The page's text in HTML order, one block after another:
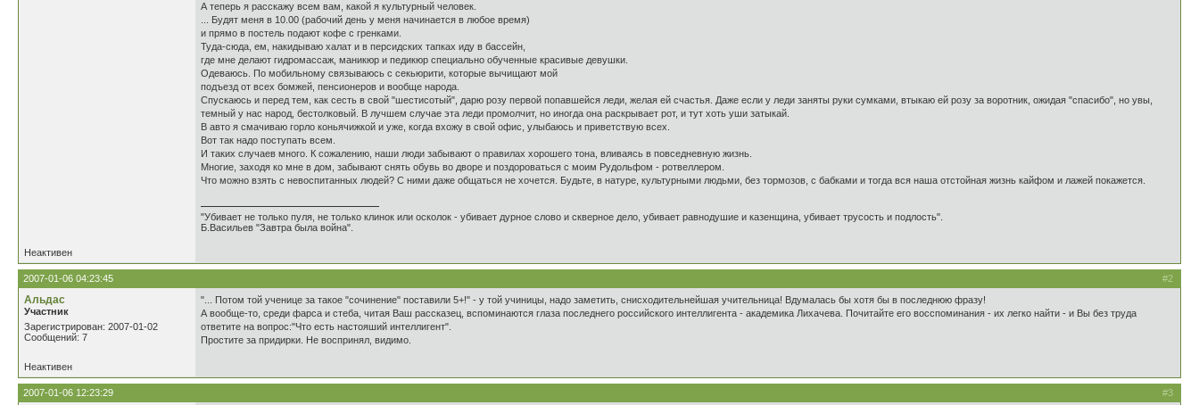
А теперь я расскажу всем вам, какой я культурный человек.
... Будят меня в 10.00 (рабочий день у меня начинается в любое время)
и прямо в постель подают кофе с гренками.
Туда-сюда, ем, накидываю халат и в персидских тапках иду в бассейн,
где мне делают гидромассаж, маникюр и педикюр специально обученные красивые девушки.
Одеваюсь. По мобильному связываюсь с секьюрити, которые вычищают мой
подъезд от всех бомжей, пенсионеров и вообще народа.
Спускаюсь и перед тем, как сесть в свой "шестисотый", дарю розу первой попавшейся леди, желая ей счастья. Даже если у леди заняты руки сумками, втыкаю ей розу за воротник, ожидая "спасибо", но увы,
темный у нас народ, бестолковый. В лучшем случае эта леди промолчит, но иногда она раскрывает рот, и тут хоть уши затыкай.
В авто я смачиваю горло коньячижкой и уже, когда вхожу в свой офис, улыбаюсь и приветствую всех.
Вот так надо поступать всем.
И таких случаев много. К сожалению, наши люди забывают о правилах хорошего тона, вливаясь в повседневную жизнь.
Многие, заходя ко мне в дом, забывают снять обувь во дворе и поздороваться с моим Рудольфом - ротвеллером.
Что можно взять с невоспитанных людей? С ними даже общаться не хочется. Будьте, в натуре, культурными людьми, без тормозов, с бабками и тогда вся наша отстойная жизнь кайфом и лажей покажется.
"Убивает не только пуля, не только клинок или осколок - убивает дурное слово и скверное дело, убивает равнодушие и казенщина, убивает трусость и подлость".
Б.Васильев "Завтра была война".
Неактивен
#2
2007-01-06 04:23:45
Альдас
Участник
Зарегистрирован: 2007-01-02
Сообщений: 7
"... Потом той ученице за такое "сочинение" поставили 5+!" - у той учиницы, надо заметить, снисходительнейшая учительница! Вдумалась бы хотя бы в последнюю фразу!
А вообще-то, среди фарса и стеба, читая Ваш рассказец, вспоминаются глаза последнего российского интеллигента - академика Лихачева. Почитайте его восспоминания - их легко найти - и Вы без труда
ответите на вопрос:"Что есть настояший интеллигент".
Простите за придирки. Не воспринял, видимо.
Неактивен
#3
2007-01-06 12:23:29